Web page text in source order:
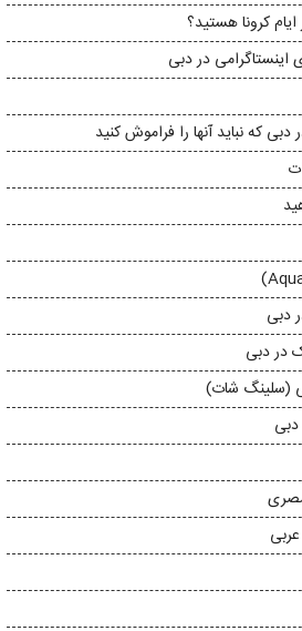
کرونا هستید؟
در دبی
که نباید آنها را فراموش کنید
دبی
(سلینگ شات)